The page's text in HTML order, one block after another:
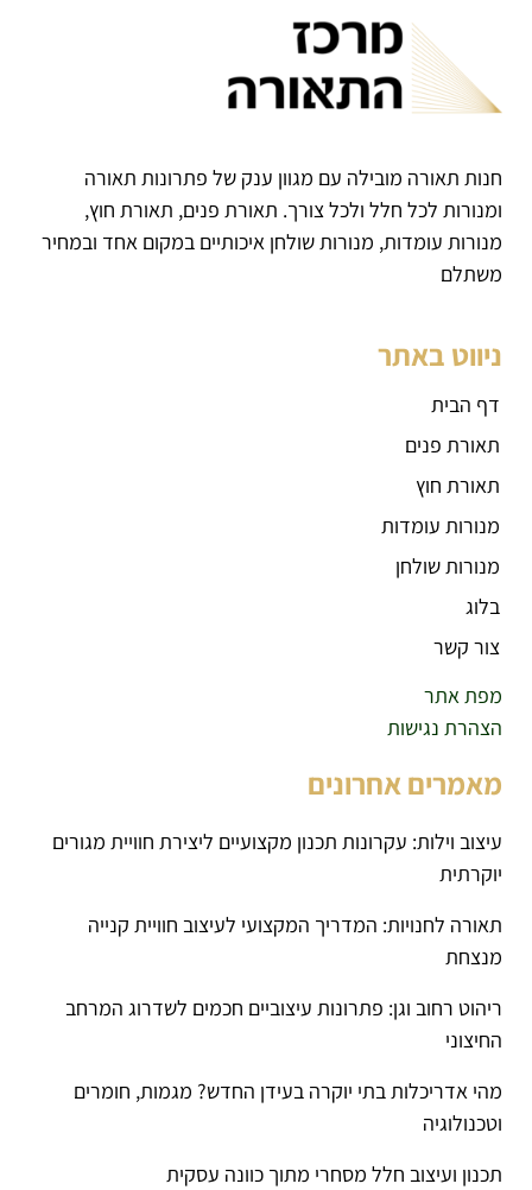
חנות תאורה מובילה עם מגוון ענק של פתרונות תאורה
ומנורות לכל חלל ולכל צורך. תאורת פנים, תאורת חוץ,
מנורות עומדות, מנורות שולחן איכותיים במקום אחד ובמחיר
משתלם
ניווט באתר
דף הבית
תאורת פנים
תאורת חוץ
מנורות עומדות
מנורות שולחן
בלוג
צור קשר
מפת אתר
הצהרת נגישות
מאמרים אחרונים
עיצוב וילות: עקרונות תכנון מקצועיים ליצירת חוויית מגורים
יוקרתית
תאורה לחנויות: המדריך המקצועי לעיצוב חוויית קנייה
מנצחת
ריהוט רחוב וגן: פתרונות עיצוביים חכמים לשדרוג המרחב
החיצוני
מהי אדריכלות בתי יוקרה בעידן החדש? מגמות, חומרים
וטכנולוגיה
תכנון ועיצוב חלל מסחרי מתוך כוונה עסקית